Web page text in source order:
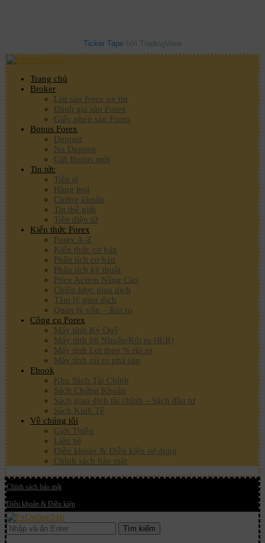
Ticker Tape bởi TradingView
Trang chủ
Broker
List sàn forex uy tín
Đánh giá sàn Forex
Giấy phép sàn Forex
Bonus Forex
Deposit
No Deposit
Gửi Bonus mới
Tin tức
Tiền tệ
Hàng hoá
Chứng khoán
Tin thế giới
Tiền điện tử
Kiến thức Forex
Forex A-Z
Kiến thức cơ bản
Phân tích cơ bản
Phân tích kỹ thuật
Price Action Nâng Cao
Chiến lược giao dịch
Tâm lý giao dịch
Quản lý vốn – Rủi ro
Công cụ Forex
Máy tính Ký Quỹ
Máy tính lợi Nhuận/Rủi ro (R:R)
Máy tính Lot theo % rủi ro
Máy tính rủi ro phá sản
Ebook
Kho Sách Tài Chính
Sách Chứng Khoán
Sách giao dịch tài chính – Sách đầu tư
Sách Kinh Tế
Về chúng tôi
Giới Thiệu
Liên hệ
Điều khoản & Điều kiện sử dụng
Chính sách bảo mật
Chính sách bảo mật
Điều khoản & Điều kiện
Tìm kiếm